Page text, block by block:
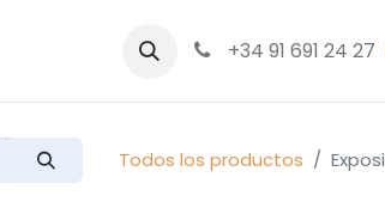
+34 91 691 24 27
Todos los productos